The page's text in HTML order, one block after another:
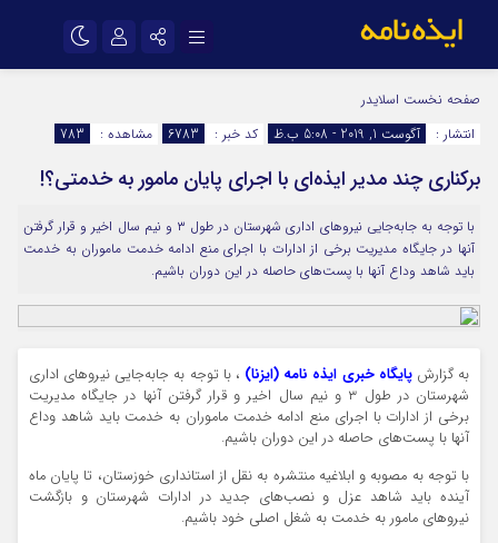
اینستاگرام
سروش
ایتا
آپارات
اپلیکیشن رمز عبور
مرا به خاطر بسپار
صفحه نخست اسلایدر
انتشار :
آگوست 1, 2019 - 5:08 ب.ظ کد خبر : 6783 مشاهده : 783
برکناری چند مدیر ایذه‌ای با اجرای پایان مامور به خدمتی؟!
با توجه به جابه‌جایی نیروهای اداری شهرستان در طول ۳ و نیم سال اخیر و قرار گرفتن
آنها در جایگاه مدیریت برخی از ادارات با اجرای منع ادامه خدمت ماموران به خدمت
باید شاهد وداع آنها با پست‌های حاصله در این دوران باشیم.
به گزارش پایگاه خبری ایذه نامه (ایزنا) ، با توجه به جابه‌جایی نیروهای اداری
شهرستان در طول ۳ و نیم سال اخیر و قرار گرفتن آنها در جایگاه مدیریت
برخی از ادارات با اجرای منع ادامه خدمت ماموران به خدمت باید شاهد وداع
آنها با پست‌های حاصله در این دوران باشیم.
با توجه به مصوبه و ابلاغیه منتشره به نقل از استانداری خوزستان، تا پایان ماه
آینده باید شاهد عزل و نصب‌های جدید در ادارات شهرستان و بازگشت
نیروهای مامور به خدمت به شغل اصلی خود باشیم.